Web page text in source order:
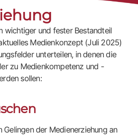
p
wichtiger und fester Bestandteil
Medienkonzept (Juli 2025)
unterteilen, in denen die
zu Medienkompetenz und -
sollen:
Gelingen der Medienerziehung an